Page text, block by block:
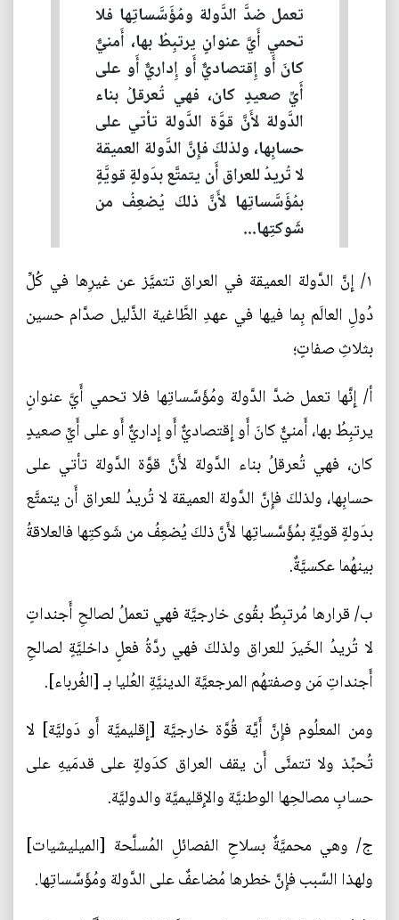
تعمل ضدَّ الدَّولة ومُؤَسَّساتِها فلا
تحمي أَيَّ عنوانٍ يرتبِطُ بها، أَمنيٌّ
كانَ أَو إِقتصاديٌّ أَو إِداريٌّ أَو على
أَيِّ صعيدٍ كان، فهي تُعرقلُ بناء
الدَّولة لأَنَّ قوَّة الدَّولة تأتي على
حسابِها، ولذلكَ فإِنَّ الدَّولة العميقة
لا تُريدُ للعراق أَن يتمتَّع بدَولةٍ قويَّةٍ
بمُؤَسَّساتِها لأَنَّ ذلكَ يُضعِفُ من
شَوكتِها...
١/ إِنَّ الدَّولة العميقة في العراق تتميَّز عن غيرِها في كُلِّ
دُولِ العالَم بِما فيها في عهدِ الطَّاغية الذَّليل صدَّام حسين
بثلاثِ صفاتٍ؛
أ/ إِنَّها تعمل ضدَّ الدَّولة ومُؤَسَّساتِها فلا تحمي أَيَّ عنوانٍ
يرتبِطُ بها، أَمنيٌّ كانَ أَو إِقتصاديٌّ أَو إِداريٌّ أَو على أَيِّ صعيدٍ
كان، فهي تُعرقلُ بناء الدَّولة لأَنَّ قوَّة الدَّولة تأتي على
حسابِها، ولذلكَ فإِنَّ الدَّولة العميقة لا تُريدُ للعراق أَن يتمتَّع
بدَولةٍ قويَّةٍ بمُؤَسَّساتِها لأَنَّ ذلكَ يُضعِفُ من شَوكتِها فالعلاقةُ
بينهُما عكسيَّةٌ.
ب/ قرارها مُرتبِطٌ بقُوى خارجيَّة فهي تعملُ لصالحِ أَجنداتٍ
لا تُريدُ الخَيرَ للعراق ولذلكَ فهي ردَّةُ فعلٍ داخليَّةٍ لصالحِ
أَجنداتِ مَن وصفتهُم المرجعيَّة الدينيَّةِ العُليا بـ [الغُرباء].
ومن المعلُوم فإِنَّ أَيَّة قُوَّة خارجيَّة [إِقليميَّة أَو دَوليَّة] لا
تُحبِّذ ولا تتمنَّى أَن يقف العراق كدَولةٍ على قدمَيهِ على
حسابِ مصالحِها الوطنيَّة والإِقليميَّة والدوليَّة.
ج/ وهي محميَّةٌ بسلاحِ الفصائلِ المُسلَّحة [الميليشيات]
ولهذا السَّبب فإِنَّ خطرها مُضاعفٌ على الدَّولة ومُؤَسَّساتِها.